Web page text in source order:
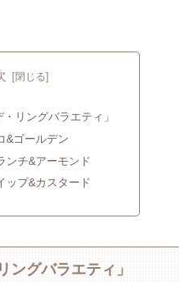
リングバラエティ」
&ゴールデン
ンチ&アーモンド
ップ&カスタード
ングバラエティ」